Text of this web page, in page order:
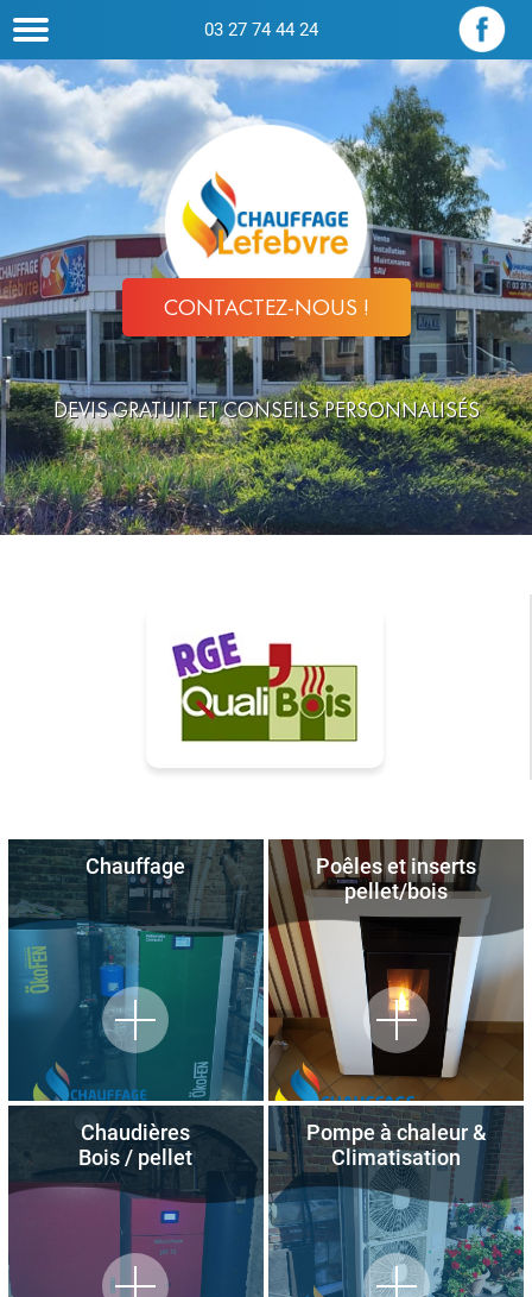
03 27 74 44 24
CONTACTEZ-NOUS !
DEVIS GRATUIT ET CONSEILS PERSONNALISÉS
Chauffage
Poêles et inserts
pellet/bois
Chaudières
Bois / pellet
Pompe à chaleur &
Climatisation